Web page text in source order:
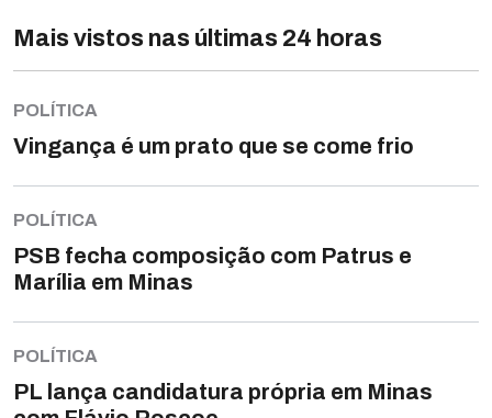
Mais vistos nas últimas 24 horas
POLÍTICA
Vingança é um prato que se come frio
POLÍTICA
PSB fecha composição com Patrus e
Marília em Minas
POLÍTICA
PL lança candidatura própria em Minas